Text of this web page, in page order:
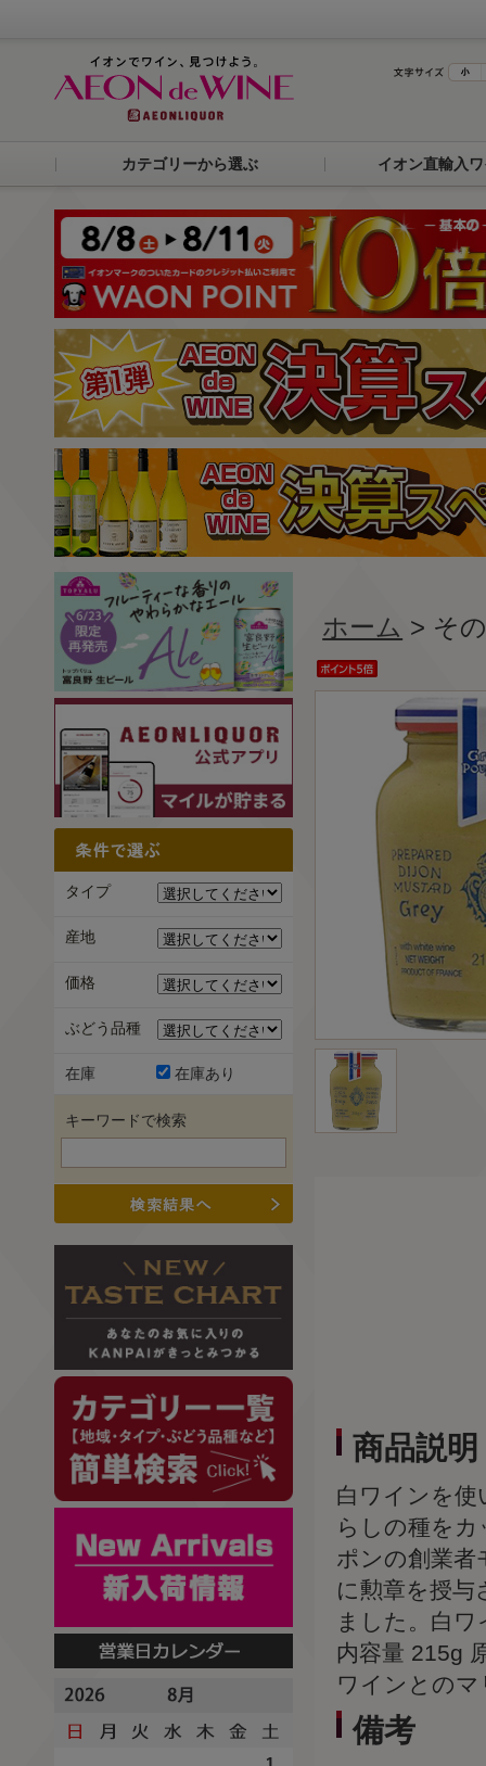
カテゴリーから選ぶ イオン直輸入
ホーム > そ
商品説明
白ワインを使
らしの種を
ポンの創業者
に勲章を授与
ました。白
内容量 215g
ワインとの
備考
タイプ
産地
価格
ぶどう品種
在庫 在庫あり
キーワードで検索